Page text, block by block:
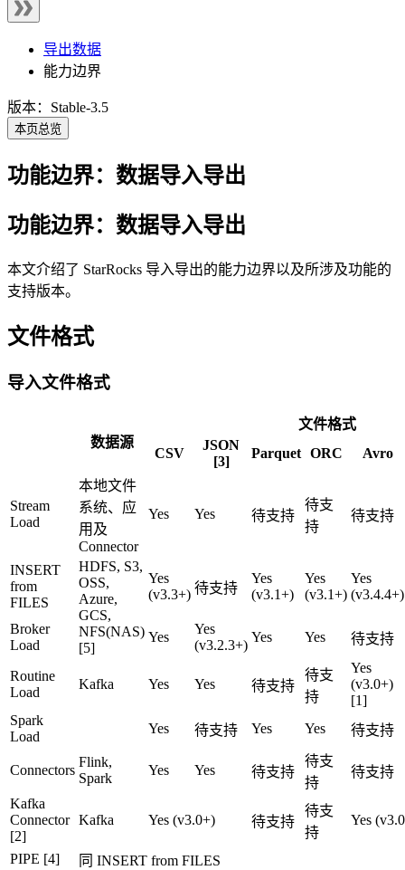
导出数据
能力边界
版本：Stable-3.5
本页总览
功能边界：数据导入导出
功能边界：数据导入导出
本文介绍了 StarRocks 导入导出的能力边界以及所涉及功能的
支持版本。
文件格式
导入文件格式
数据源
文件格式
CSV
JSON
[3]
Parquet ORC Avro
Stream
Load
本地文件
系统、应
用及
Connector
Yes Yes 待支持
待支
持
待支持
INSERT
from
FILES
HDFS, S3,
OSS,
Azure,
GCS,
NFS(NAS)
[5]
Yes
(v3.3+) 待支持
Yes
(v3.1+)
Yes
(v3.1+)
Yes
(v3.4.4+)
Broker
Load
Yes
Yes
(v3.2.3+)
Yes Yes 待支持
Routine
Load
Kafka Yes Yes 待支持
待支
持
Yes
(v3.0+)
[1]
Spark
Load
Yes 待支持 Yes Yes 待支持
Connectors
Flink,
Spark
Yes Yes 待支持
待支
持
待支持
Kafka
Connector
[2]
Kafka Yes (v3.0+) 待支持
待支
持
Yes
PIPE [4] 同 INSERT from FILES